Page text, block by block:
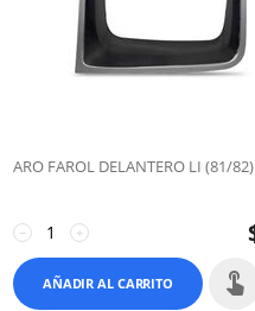
ARO FAROL DELANTERO LI (81/82)
+
−
AÑADIR AL CARRITO